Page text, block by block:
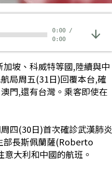
0:00 /
0:00
坡、科威特等國,陸續與中
局周五(31日)回覆本台,確
門,還有台灣。乘客即使在
四(30日)首次確診武漢肺炎
部長斯佩蘭薩(Roberto
大利和中國的航班。